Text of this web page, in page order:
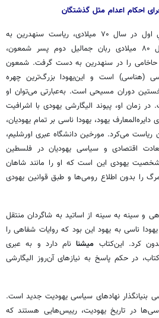
احکام اعدام مثل گذشتگان
پس از قتل شمعون بن جمالیلِ اول در سال ۷۰ میلادی، ریاست سنهدرین به
یوحنان بن ذکایی رسید و سال ۸۰ میلادی ربان جمالیل دوم پسر شمعون،
حاخامی را در سنهدرین به دست گرفت. شمعون
(هناسی) است و این‌یهودا بزرگ‌ترین چهره
دوران مسیحی است. به‌عبارتی می‌توان او
در زمان او، پیوند الیگارشی یهودی با اشرافیت
یهود، یهودا ناسی بر تمام یهودیان،
می‌کرد. مورخین دانشگاه عبری اورشلیم،
اقتصادی و سیاسی یهودیان در فلسطین
یهودی این است که او را مانند شاهان
را بدون اطلاع رومی‌ها و طبق قوانین یهودی
و سینه به سینه از اساتید به شاگردان منتقل
ناسی به یهود این بود که روایات شفاهی را
کرد. این‌کتاب میشنانام دارد و به عبری
در حکم پاسخ به نیازهای آن‌روز الیگارشی
بنیانگذار نهادهای سیاسی یهودیت جدید است.
در تاریخ یهودیت، رییس‌هایی هستند که